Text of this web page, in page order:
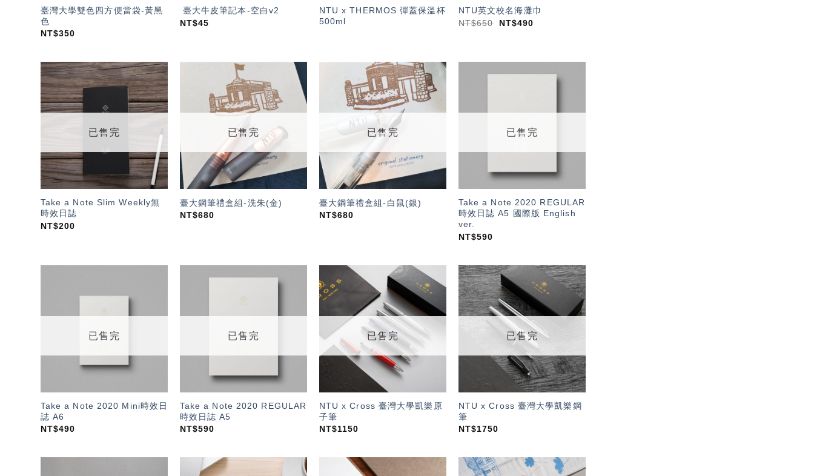
臺灣大學雙色四方便當袋-黃黑
色
NT$350
臺大牛皮筆記本-空白v2
NT$45
NTU x THERMOS 彈蓋保溫杯
500ml
NTU英文校名海灘巾
NT$650 NT$490
加入
「願
望輕
已售完
Take a Note Slim Weekly無
時效日誌
NT$200
「願
望輕
已售完
臺大鋼筆禮盒組-洗朱(金)
NT$680
加入
「願
望輕
已售完
臺大鋼筆禮盒組-白鼠(銀)
NT$680
望輕
已售完
Take a Note 2020 REGULAR
時效日誌 A5 國際版 English
ver.
NT$590
望輕
已售完
Take a Note 2020 Mini時效日
誌 A6
NT$490
望輕
已售完
Take a Note 2020 REGULAR
時效日誌 A5
NT$590
加入
「願
望輕
已售完
NTU x Cross 臺灣大學凱樂原
子筆
NT$1150
「願
望輕
已售完
NTU x Cross 臺灣大學凱樂鋼
筆
NT$1750